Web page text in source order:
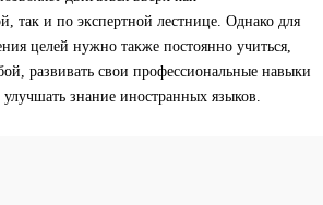
так и по экспертной лестнице. Однако для
целей нужно также постоянно учиться,
развивать свои профессиональные навыки
знание иностранных языков.